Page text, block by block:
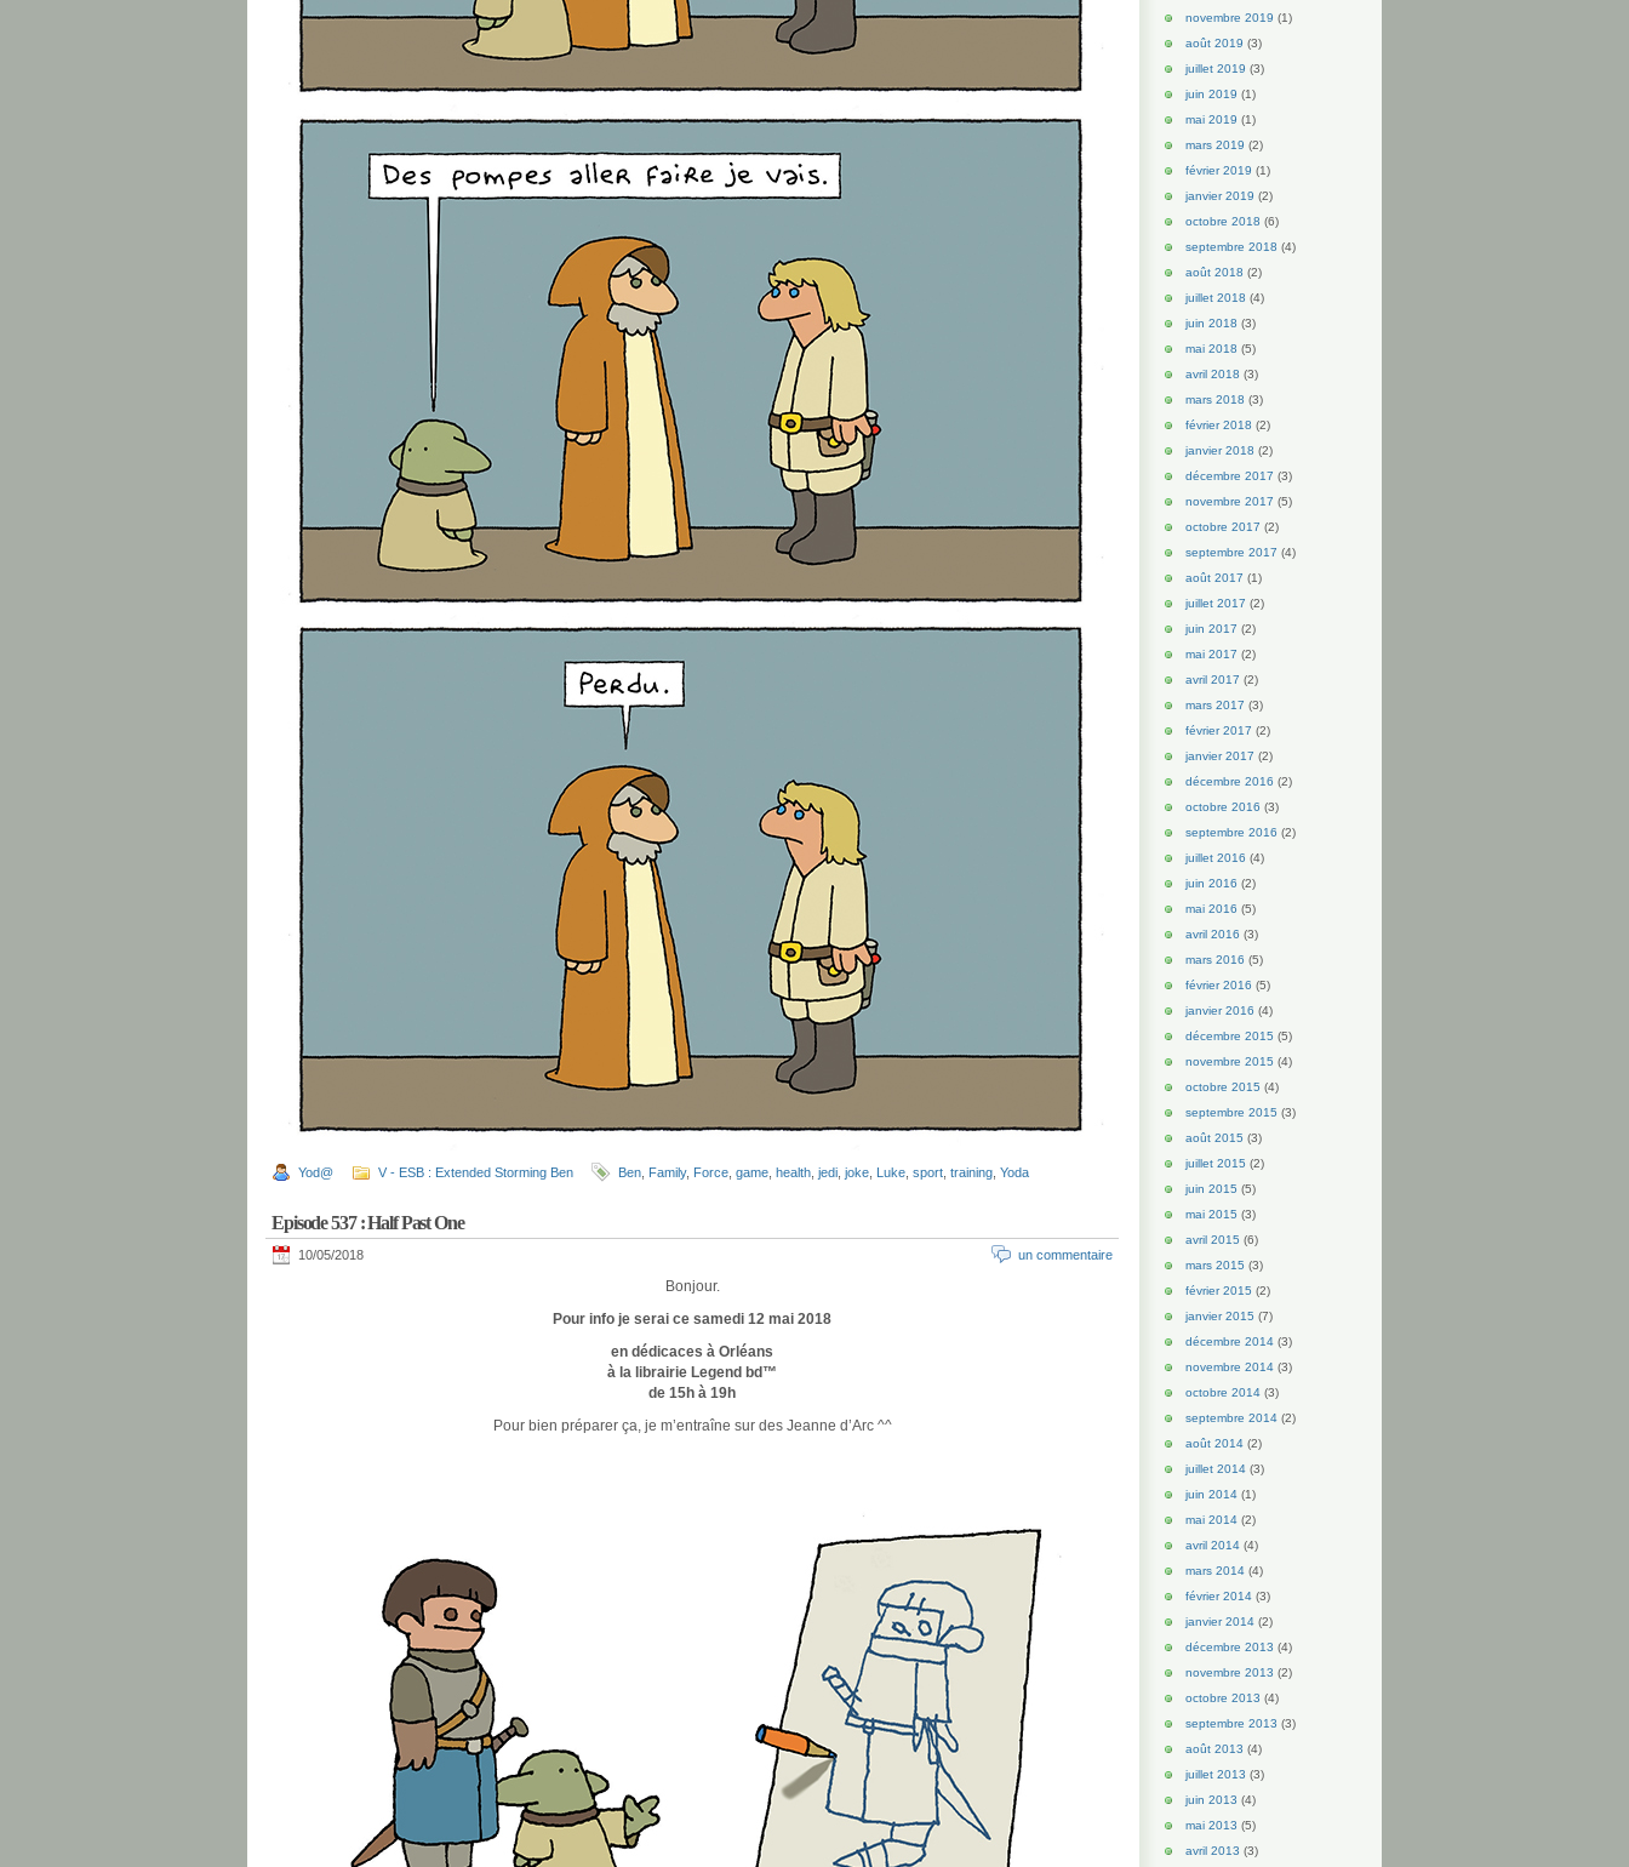
Yod@ V - ESB : Extended Storming Ben Ben Family, Force game health jedi joke Luke sport training Yoda
Episode 537 : Half Past One
10/05/2018 un commentaire
Bonjour.
Pour info je serai ce samedi 12 mai 2018
en dédicaces à Orléans
à la librairie Legend bd™
de 15h à 19h
Pour bien préparer ça, je m’entraîne sur des Jeanne d’Arc ^^
novembre 2019 (1)
août 2019 (3)
juillet 2019 (3)
juin 2019 (1)
mai 2019 (1)
mars 2019 (2)
février 2019 (1)
janvier 2019 (2)
octobre 2018 (6)
septembre 2018 (4)
août 2018 (2)
juillet 2018 (4)
juin 2018 (3)
mai 2018 (5)
avril 2018 (3)
mars 2018 (3)
février 2018 (2)
janvier 2018 (2)
décembre 2017 (3)
novembre 2017 (5)
octobre 2017 (2)
septembre 2017 (4)
août 2017 (1)
juillet 2017 (2)
juin 2017 (2)
mai 2017 (2)
avril 2017 (2)
mars 2017 (3)
février 2017 (2)
janvier 2017 (2)
décembre 2016 (2)
octobre 2016 (3)
septembre 2016 (2)
juillet 2016 (4)
juin 2016 (2)
mai 2016 (5)
avril 2016 (3)
mars 2016 (5)
février 2016 (5)
janvier 2016 (4)
décembre 2015 (5)
novembre 2015 (4)
octobre 2015 (4)
septembre 2015 (3)
août 2015 (3)
juillet 2015 (2)
juin 2015 (5)
mai 2015 (3)
avril 2015 (6)
mars 2015 (3)
février 2015 (2)
janvier 2015 (7)
décembre 2014 (3)
novembre 2014 (3)
octobre 2014 (3)
septembre 2014 (2)
août 2014 (2)
juillet 2014 (3)
juin 2014 (1)
mai 2014 (2)
avril 2014 (4)
mars 2014 (4)
février 2014 (3)
janvier 2014 (2)
décembre 2013 (4)
novembre 2013 (2)
octobre 2013 (4)
septembre 2013 (3)
août 2013 (4)
juillet 2013 (3)
juin 2013 (4)
mai 2013 (5)
avril 2013 (3)